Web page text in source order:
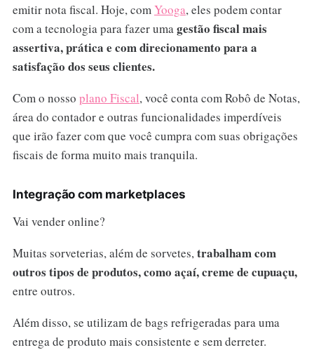
emitir nota fiscal. Hoje, comYooga, eles podem contar
com a tecnologia para fazer umagestão fiscal mais
assertiva, prática e com direcionamento para a
satisfação dos seus clientes.
Com o nosso plano Fiscal, você conta com Robô de Notas,
área do contador e outras funcionalidades imperdíveis
que irão fazer com que você cumpra com suas obrigações
fiscais de forma muito mais tranquila.
Integração com marketplaces
Vai vender online?
Muitas sorveterias, além de sorvetes,trabalham com
outros tipos de produtos, como açaí, creme de cupuaçu,
entre outros.
Além disso, se utilizam de bags refrigeradas para uma
entrega de produto mais consistente e sem derreter.